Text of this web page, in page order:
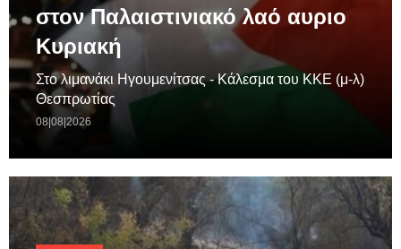
στον Παλαιστινιακό λαό αυριο
Κυριακή
Στο λιμανάκι Ηγουμενίτσας - Κάλεσμα του ΚΚΕ (μ-λ)
Θεσπρωτίας
08|08|2026